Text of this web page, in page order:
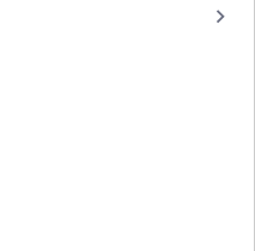
keyboard_arrow_right